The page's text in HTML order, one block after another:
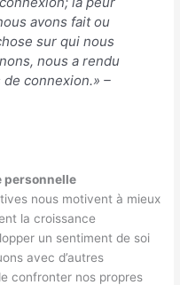
avons fait ou
sur qui nous
nous a rendu
connexion.» –
personnelle
nous motivent à mieux
la croissance
un sentiment de soi
avec d’autres
confronter nos propres